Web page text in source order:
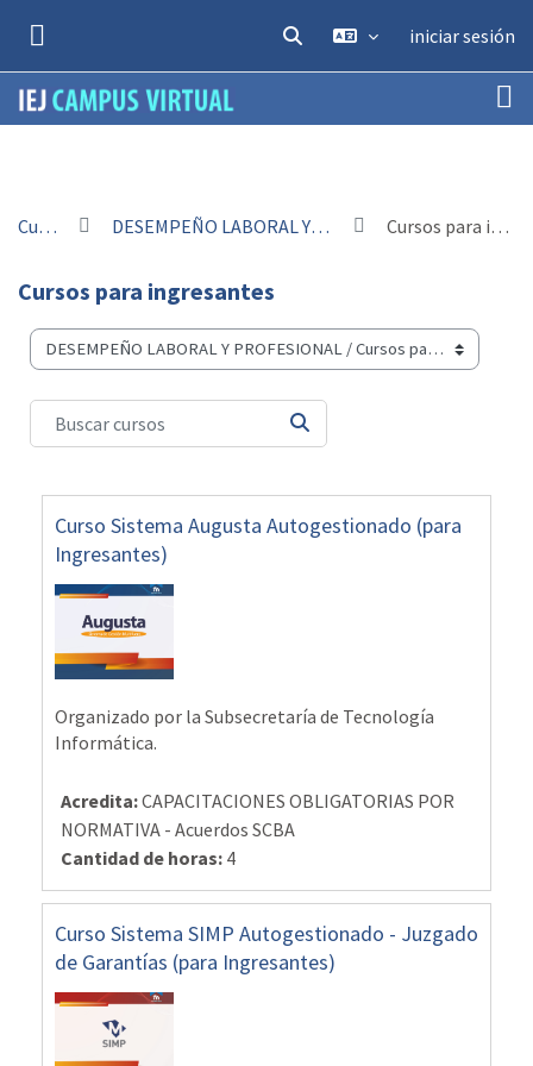
SELECTOR DE BÚSQUEDA DE
iniciar sesión
Cursos DESEMPEÑO LABORAL Y PROFESIONAL Cursos para ingresantes
Cursos para ingresantes
Categorías
Buscar cursos
BUSCAR CURSOS
Curso Sistema Augusta Autogestionado (para
Ingresantes)
Organizado por la Subsecretaría de Tecnología
Informática.
Acredita:CAPACITACIONES OBLIGATORIAS POR
NORMATIVA - Acuerdos SCBA
Cantidad de horas: 4
Curso Sistema SIMP Autogestionado - Juzgado
de Garantías (para Ingresantes)